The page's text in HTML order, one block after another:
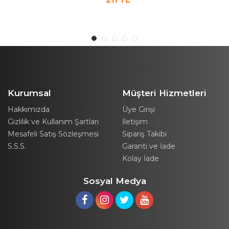
Kurumsal
Hakkımızda
Gizlilik ve Kullanım Şartları
Mesafeli Satış Sözleşmesi
S.S.S.
Müşteri Hizmetleri
Üye Girişi
İletişim
Sipariş Takibi
Garanti ve İade
Kolay İade
Sosyal Medya